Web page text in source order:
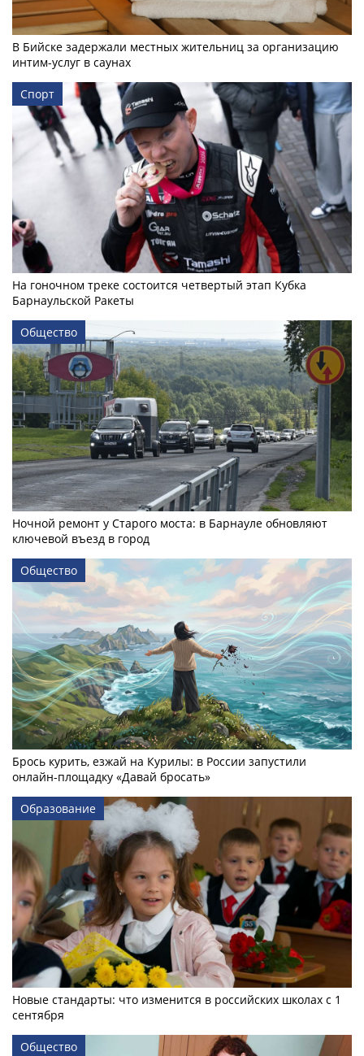
В Бийске задержали местных жительниц за организацию
интим-услуг в саунах
Спорт
На гоночном треке состоится четвертый этап Кубка
Барнаульской Ракеты
Общество
Ночной ремонт у Старого моста: в Барнауле обновляют
ключевой въезд в город
Общество
Брось курить, езжай на Курилы: в России запустили
онлайн-­площадку «Давай бросать»
Образование
Новые стандарты: что изменится в российских школах с 1
сентября
Общество